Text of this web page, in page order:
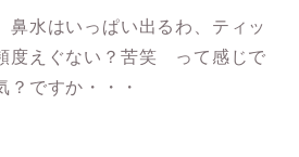
鼻水はいっぱい出るわ、ティッ
度えぐない？苦笑 って感じで
？ですか・・・